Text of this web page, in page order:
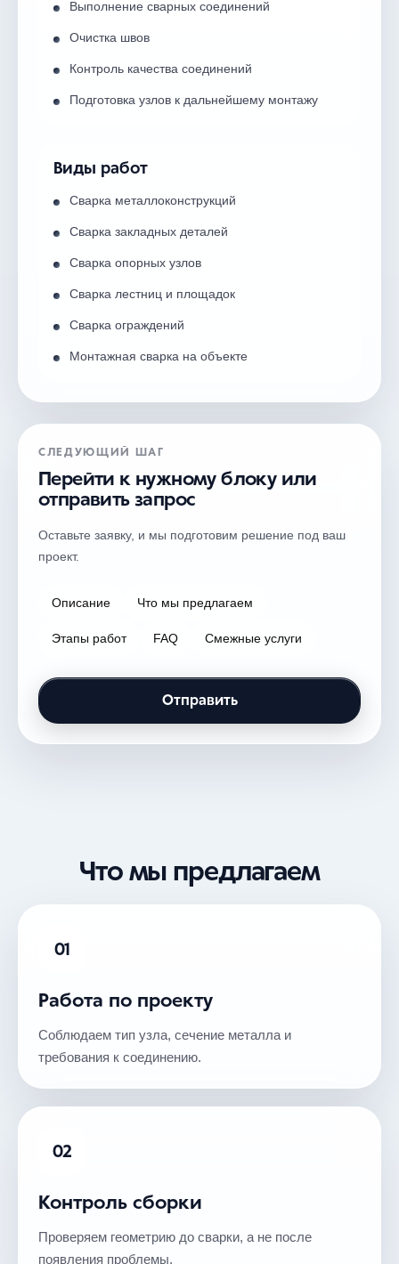
Выполнение сварных соединений
Очистка швов
Контроль качества соединений
Подготовка узлов к дальнейшему монтажу
Виды работ
Сварка металлоконструкций
Сварка закладных деталей
Сварка опорных узлов
Сварка лестниц и площадок
Сварка ограждений
Монтажная сварка на объекте
СЛЕДУЮЩИЙ ШАГ
Перейти к нужному блоку или
отправить запрос
Оставьте заявку, и мы подготовим решение под ваш
проект.
Описание Что мы предлагаем
Этапы работ FAQ Смежные услуги
Отправить
Что мы предлагаем
01
Работа по проекту
Соблюдаем тип узла, сечение металла и
требования к соединению.
02
Контроль сборки
Проверяем геометрию до сварки, а не после
появления проблемы.